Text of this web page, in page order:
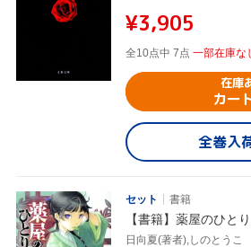
¥3,905
全10点中 7点 一部在庫な
在庫
カー
全巻入
セット 書籍
【書籍】薬屋のひと
日向夏(著者),しのとうこ